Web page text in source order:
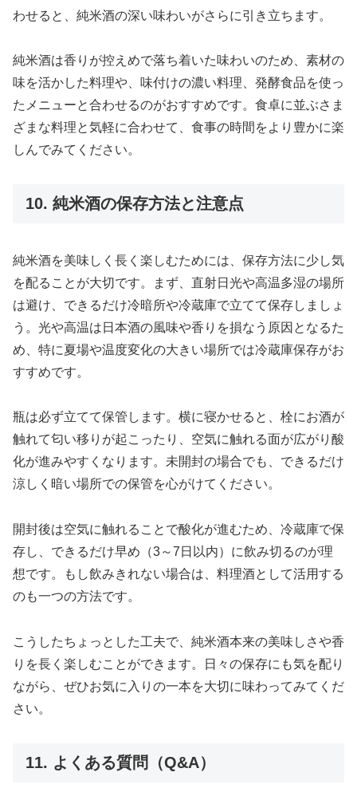
わせると、純米酒の深い味わいがさらに引き立ちます。
純米酒は香りが控えめで落ち着いた味わいのため、素材の
味を活かした料理や、味付けの濃い料理、発酵食品を使っ
たメニューと合わせるのがおすすめです。食卓に並ぶさま
ざまな料理と気軽に合わせて、食事の時間をより豊かに楽
しんでみてください。
10. 純米酒の保存方法と注意点
純米酒を美味しく長く楽しむためには、保存方法に少し気
を配ることが大切です。まず、直射日光や高温多湿の場所
は避け、できるだけ冷暗所や冷蔵庫で立てて保存しましょ
う。光や高温は日本酒の風味や香りを損なう原因となるた
め、特に夏場や温度変化の大きい場所では冷蔵庫保存がお
すすめです。
瓶は必ず立てて保管します。横に寝かせると、栓にお酒が
触れて匂い移りが起こったり、空気に触れる面が広がり酸
化が進みやすくなります。未開封の場合でも、できるだけ
涼しく暗い場所での保管を心がけてください。
開封後は空気に触れることで酸化が進むため、冷蔵庫で保
存し、できるだけ早め（3～7日以内）に飲み切るのが理
想です。もし飲みきれない場合は、料理酒として活用する
のも一つの方法です。
こうしたちょっとした工夫で、純米酒本来の美味しさや香
りを長く楽しむことができます。日々の保存にも気を配り
ながら、ぜひお気に入りの一本を大切に味わってみてくだ
さい。
11. よくある質問（Q&A）